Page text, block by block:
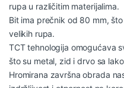
rupa u različitim materijalima.
Bit ima prečnik od 80 mm,
velikih rupa.
TCT tehnologija omogućava
što su metal, zid i drvo sa
Hromirana završna obrada